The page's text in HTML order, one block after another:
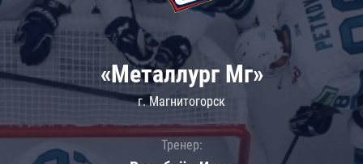
«Металлург Мг»
г. Магнитогорск
Тренер: